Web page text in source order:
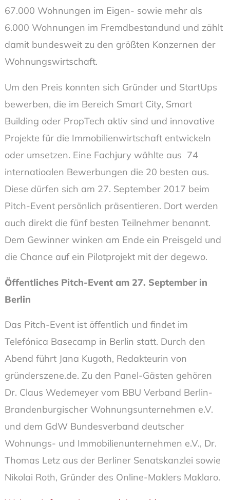
67.000 Wohnungen im Eigen- sowie mehr als
6.000 Wohnungen im Fremdbestandund und zählt
damit bundesweit zu den größten Konzernen der
Wohnungswirtschaft.
Um den Preis konnten sich Gründer und StartUps
bewerben, die im Bereich Smart City, Smart
Building oder PropTech aktiv sind und innovative
Projekte für die Immobilienwirtschaft entwickeln
oder umsetzen. Eine Fachjury wählte aus 74
internatioalen Bewerbungen die 20 besten aus.
Diese dürfen sich am 27. September 2017 beim
Pitch-Event persönlich präsentieren. Dort werden
auch direkt die fünf besten Teilnehmer benannt.
Dem Gewinner winken am Ende ein Preisgeld und
die Chance auf ein Pilotprojekt mit der degewo.
Öffentliches Pitch-Event am 27. September in
Berlin
Das Pitch-Event ist öffentlich und findet im
Telefónica Basecamp in Berlin statt. Durch den
Abend führt Jana Kugoth, Redakteurin von
gründerszene.de. Zu den Panel-Gästen gehören
Dr. Claus Wedemeyer vom BBU Verband Berlin-
Brandenburgischer Wohnungsunternehmen e.V.
und dem GdW Bundesverband deutscher
Wohnungs- und Immobilienunternehmen e.V., Dr.
Thomas Letz aus der Berliner Senatskanzlei sowie
Nikolai Roth, Gründer des Online-Maklers Maklaro.